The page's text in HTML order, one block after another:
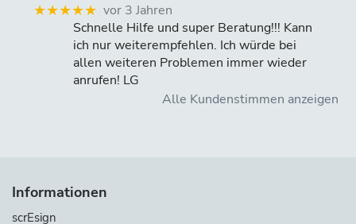
★★★★★ vor 3 Jahren
Schnelle Hilfe und super Beratung!!! Kann
ich nur weiterempfehlen. Ich würde bei
allen weiteren Problemen immer wieder
anrufen! LG
Alle Kundenstimmen anzeigen
Informationen
scrEsign